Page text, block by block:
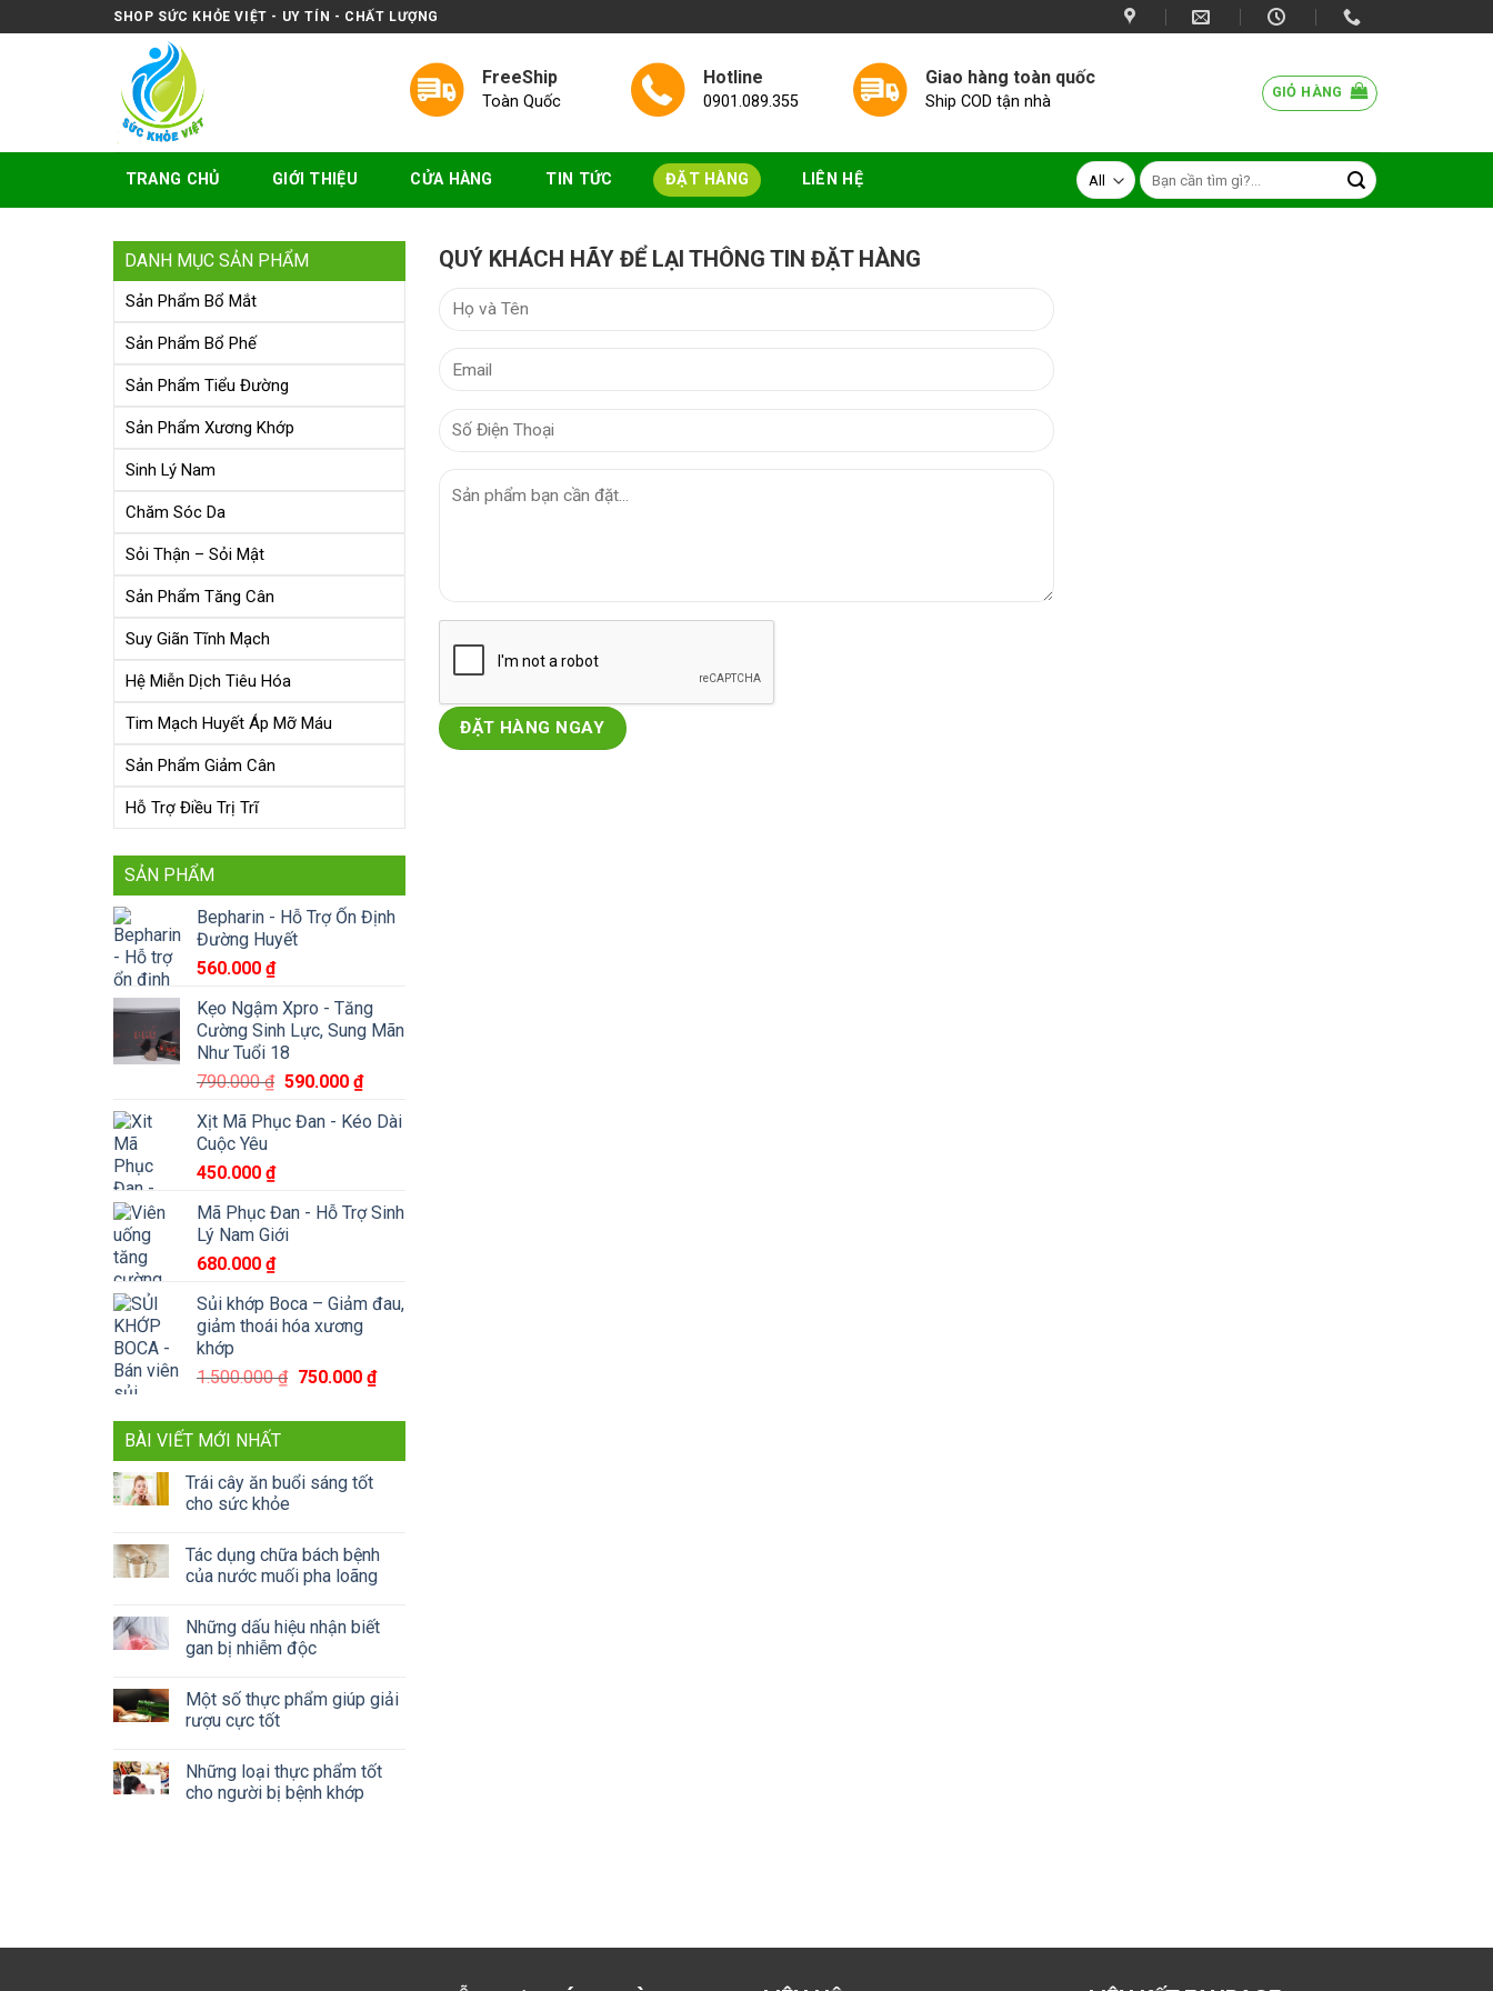
to
SHOP SỨC KHỎE VIỆT - UY TÍN - CHẤT LƯỢNG
FreeShip
Toàn Quốc
Hotline
0901.089.355
Giao hàng toàn quốc
Ship COD tận nhà
GIỎ HÀNG
TRANG CHỦ GIỚI THIỆU CỬA HÀNG TIN TỨC ĐẶT HÀNG LIÊN HỆ
DANH MỤC SẢN PHẨM
Sản Phẩm Bổ Mắt
Sản Phẩm Bổ Phế
Sản Phẩm Tiểu Đường
Sản Phẩm Xương Khớp
Sinh Lý Nam
Chăm Sóc Da
Sỏi Thận – Sỏi Mật
Sản Phẩm Tăng Cân
Suy Giãn Tĩnh Mạch
Hệ Miễn Dịch Tiêu Hóa
Tim Mạch Huyết Áp Mỡ Máu
Sản Phẩm Giảm Cân
Hỗ Trợ Điều Trị Trĩ
SẢN PHẨM
Bepharin - Hỗ Trợ Ổn Định
Đường Huyết
560.000 ₫
Kẹo Ngậm Xpro - Tăng
Cường Sinh Lực, Sung Mãn
Như Tuổi 18
790.000₫ Giá
là:
590.000 ₫Giá
tại
Xịt Mã Phục Đan - Kéo Dài
Cuộc Yêu
450.000 ₫
Mã Phục Đan - Hỗ Trợ Sinh
Lý Nam Giới
680.000 ₫
Sủi khớp Boca – Giảm đau,
giảm thoái hóa xương
khớp
1.500.000₫ Giá
là:
750.000 ₫Giá
tại
BÀI VIẾT MỚI NHẤT
Trái cây ăn buổi sáng tốt
cho sức khỏe
Tác dụng chữa bách bệnh
của nước muối pha loãng
Những dấu hiệu nhận biết
gan bị nhiễm độc
Một số thực phẩm giúp giải
rượu cực tốt
Những loại thực phẩm tốt
cho người bị bệnh khớp
QUÝ KHÁCH HÃY ĐỂ LẠI THÔNG TIN ĐẶT HÀNG